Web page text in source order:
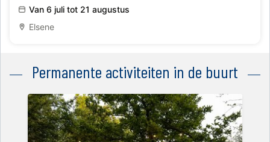
Van 6 juli tot 21 augustus
Elsene
Permanente activiteiten in de buurt